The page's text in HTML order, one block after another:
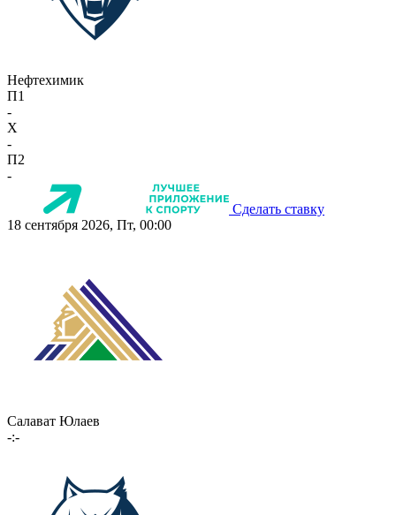
Нефтехимик
П1
-
X
-
П2
-
Сделать ставку
18 сентября 2026, Пт, 00:00
Салават Юлаев
-:-